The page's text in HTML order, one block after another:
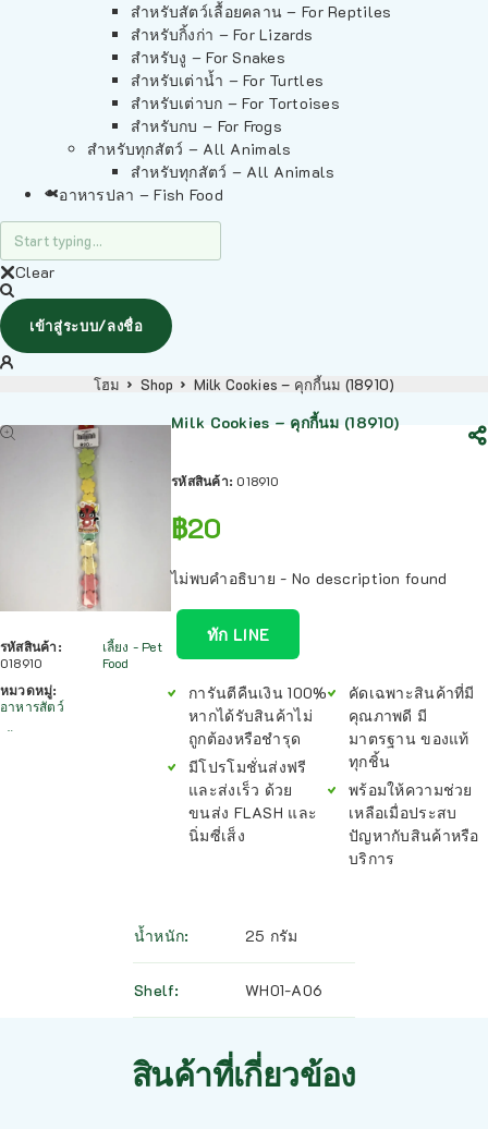
สำหรับสัตว์เลื้อยคลาน – For Reptiles
สำหรับกิ้งก่า – For Lizards
สำหรับงู – For Snakes
สำหรับเต่าน้ำ – For Turtles
สำหรับเต่าบก – For Tortoises
สำหรับกบ – For Frogs
สำหรับทุกสัตว์ – All Animals
สำหรับทุกสัตว์ – All Animals
อาหารปลา – Fish Food
Clear
เข้าสู่ระบบ/ลงชื่อ
โฮม Shop Milk Cookies – คุกกี้นม (18910)
รหัสสินค้า:
018910
หมวดหมู่:
อาหารสัตว์
เลี้ยง - Pet
Food
Milk Cookies – คุกกี้นม (18910)
รหัสสินค้า: 018910
฿20
ไม่พบคำอธิบาย - No description found
ทัก LINE
การันตีคืนเงิน 100%
หากได้รับสินค้าไม่
ถูกต้องหรือชำรุด
มีโปรโมชั่นส่งฟรี
และส่งเร็ว ด้วย
ขนส่ง FLASH และ
นิ่มซี่เส็ง
คัดเฉพาะสินค้าที่มี
คุณภาพดี มี
มาตรฐาน ของแท้
ทุกชิ้น
พร้อมให้ความช่วย
เหลือเมื่อประสบ
ปัญหากับสินค้าหรือ
บริการ
น้ำหนัก 25 กรัม
Shelf WH01-A06
สินค้าที่เกี่ยวข้อง